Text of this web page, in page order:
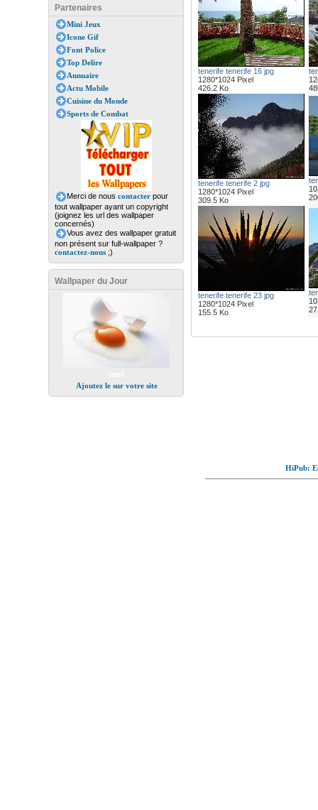
Partenaires
Mini Jeux
Icone Gif
Font Police
Top Delire
Annuaire
Actu Mobile
Cuisine du Monde
Sports de Combat
Merci de nous contacterpour
tout wallpaper ayant un copyright
(joignez les url des wallpaper
concernés)
Vous avez des wallpaper gratuit
non présent sur full-wallpaper ?
contactez-nous;)
Wallpaper du Jour
Ajoutez le sur votre site
tenerife tenerife 16 jpg
1280*1024 Pixel
426.2 Ko
tenerife tenerife 2 jpg
1280*1024 Pixel
309.5 Ko
tenerife tenerife 23 jpg
1280*1024 Pixel
155.5 Ko
HiPub: